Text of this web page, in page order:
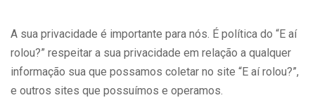
A sua privacidade é importante para nós. É política do “E aí
rolou?” respeitar a sua privacidade em relação a qualquer
informação sua que possamos coletar no site “E aí rolou?”,
e outros sites que possuímos e operamos.